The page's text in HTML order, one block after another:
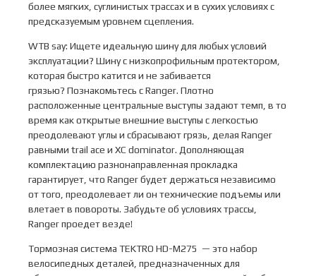
более мягких, суглинистых трассах и в сухих условиях с
предсказуемым уровнем сцепления.
WTB say: Ищете идеальную шину для любых условий
эксплуатации? Шину с низкопрофильным протектором,
которая быстро катится и не забивается
грязью? Познакомьтесь с Ranger. Плотно
расположенные центральные выступы задают темп, в то
время как открытые внешние выступы с легкостью
преодолевают углы и сбрасывают грязь, делая Ranger
равными trail ace и XC dominator. Дополняющая
комплектацию разнонаправленная прокладка
гарантирует, что Ranger будет держаться независимо
от того, преодолевает ли он технические подъемы или
влетает в повороты. Забудьте об условиях трассы,
Ranger проедет везде!
Тормозная система TEKTRO HD-M275 — это набор
велосипедных деталей, предназначенных для